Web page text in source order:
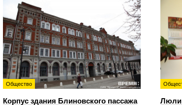
Общество
Корпус здания Блиновского пассажа